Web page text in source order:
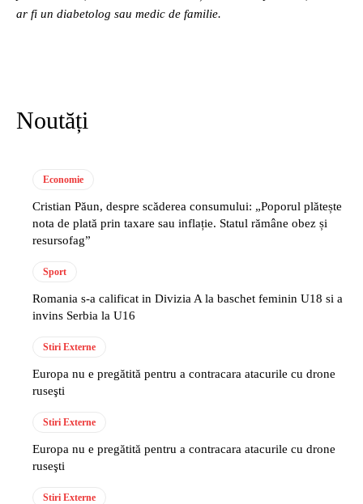
ar fi un diabetolog sau medic de familie.
Noutăți
Economie
Cristian Păun, despre scăderea consumului: „Poporul plătește
nota de plată prin taxare sau inflație. Statul rămâne obez și
resursofag”
Sport
Romania s-a calificat in Divizia A la baschet feminin U18 si a
invins Serbia la U16
Stiri Externe
Europa nu e pregătită pentru a contracara atacurile cu drone
ruseşti
Stiri Externe
Europa nu e pregătită pentru a contracara atacurile cu drone
ruseşti
Stiri Externe